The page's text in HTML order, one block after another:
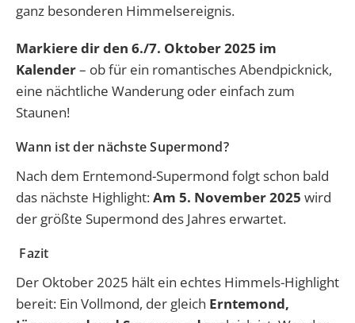
ganz besonderen Himmelsereignis.
Markiere dir den 6./7. Oktober 2025 im
Kalender– ob für ein romantisches Abendpicknick,
eine nächtliche Wanderung oder einfach zum
Staunen!
Wann ist der nächste Supermond?
Nach dem Erntemond-Supermond folgt schon bald
das nächste Highlight:Am 5. November 2025 wird
der größte Supermond des Jahres erwartet.
Fazit
Der Oktober 2025 hält ein echtes Himmels-Highlight
bereit: Ein Vollmond, der gleich Erntemond,